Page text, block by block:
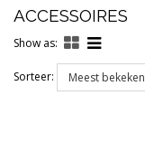
ACCESSOIRES
Show as:
Sorteer: Meest bekeken